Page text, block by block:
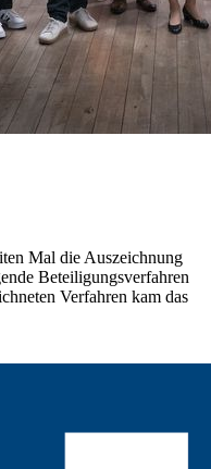
Mal die Auszeichnung
Beteiligungsverfahren
Verfahren kam das